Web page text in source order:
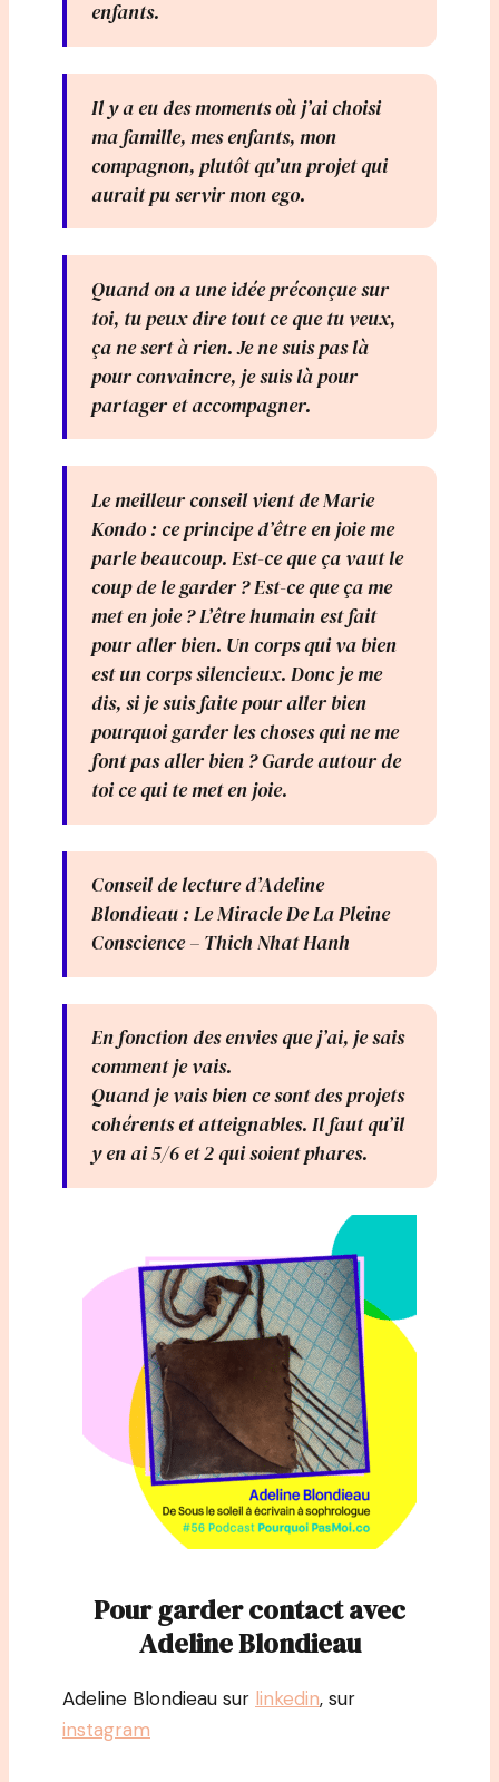
enfants.
Il y a eu des moments où j’ai choisi
ma famille, mes enfants, mon
compagnon, plutôt qu’un projet qui
aurait pu servir mon ego.
Quand on a une idée préconçue sur
toi, tu peux dire tout ce que tu veux,
ça ne sert à rien. Je ne suis pas là
pour convaincre, je suis là pour
partager et accompagner.
Le meilleur conseil vient de Marie
Kondo : ce principe d’être en joie me
parle beaucoup. Est-ce que ça vaut le
coup de le garder ? Est-ce que ça me
met en joie ? L’être humain est fait
pour aller bien. Un corps qui va bien
est un corps silencieux. Donc je me
dis, si je suis faite pour aller bien
pourquoi garder les choses qui ne me
font pas aller bien ? Garde autour de
toi ce qui te met en joie.
Conseil de lecture d’Adeline
Blondieau : Le Miracle De La Pleine
Conscience – Thich Nhat Hanh
En fonction des envies que j’ai, je sais
comment je vais.
Quand je vais bien ce sont des projets
cohérents et atteignables. Il faut qu’il
y en ai 5/6 et 2 qui soient phares.
Pour garder contact avec
Adeline Blondieau
Adeline Blondieau sur linkedin, sur
instagram